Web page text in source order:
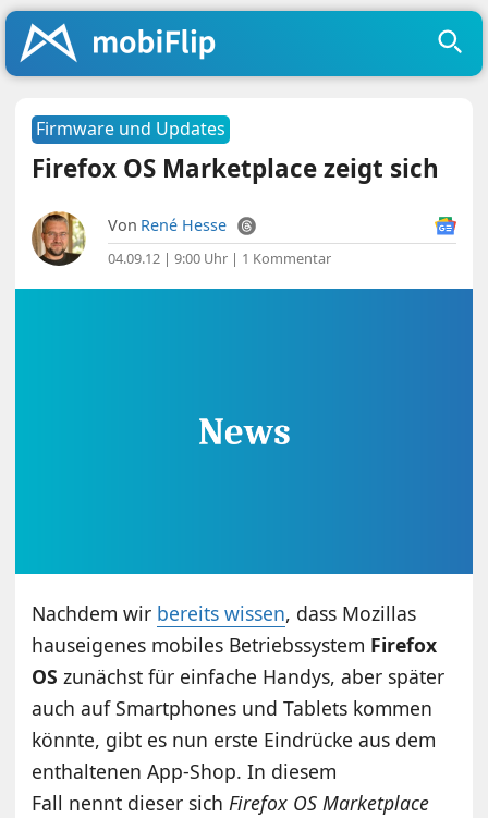
Firmware und Updates
Firefox OS Marketplace zeigt sich
Von René Hesse
04.09.12 | 9:00 Uhr | 1 Kommentar
Nachdem wir bereits wissen, dass Mozillas
hauseigenes mobiles Betriebssystem Firefox
OS zunächst für einfache Handys, aber später
auch auf Smartphones und Tablets kommen
könnte, gibt es nun erste Eindrücke aus dem
enthaltenen App-Shop. In diesem
Fall nennt dieser sichFirefox OS Marketplace